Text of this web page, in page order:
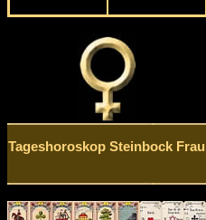
Tageshoroskop Steinbock Frau